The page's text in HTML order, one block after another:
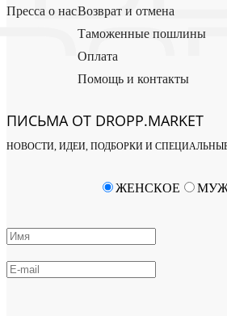
Пресса о насВозврат и отмена
Таможенные пошлины
Оплата
Помощь и контакты
ПИСЬМА ОТ DROPP.MARKET
НОВОСТИ, ИДЕИ, ПОДБОРКИ И
ЖЕНСКОЕ